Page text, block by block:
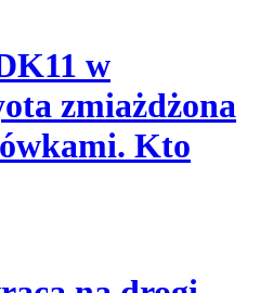
w
zmiażdżona
Kto